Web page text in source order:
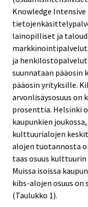
Knowledge Intensive
lainopilliset ja
ja
suunnataan
pääosin yrityksille.
arvonlisäysosuus on
prosenttia. Helsinki
kaupunkien
kulttuurialojen
alojen tuotannosta
taas osuus
Muissa isoissa
kibs-alojen osuus
(Taulukko 1).